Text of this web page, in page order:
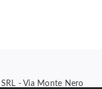
- Via Monte Nero